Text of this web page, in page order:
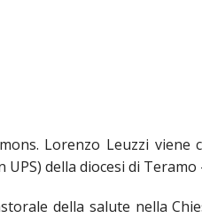
DELLE AGGREGAZIONI LAICALI
CLERO
VESCOVI EMERITI
CRONOTASSI DEI
Lorenzo Leuzzi viene
della diocesi di Teramo
della salute nella